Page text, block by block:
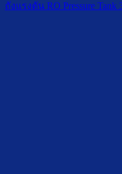
ถังแรงดัน RO Pressure